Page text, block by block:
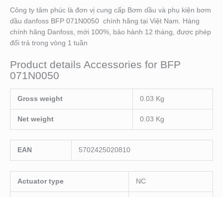
Công ty tâm phúc là đơn vị cung cấp Bơm dầu và phụ kiện bơm
dầu danfoss BFP 071N0050 chính hãng tại Việt Nam. Hàng
chính hãng Danfoss, mới 100%, bảo hành 12 tháng, được phép
đổi trả trong vòng 1 tuần
Product details Accessories for BFP
071N0050
Gross weight 0.03 Kg
Net weight 0.03 Kg
EAN 5702425020810
Actuator type NC